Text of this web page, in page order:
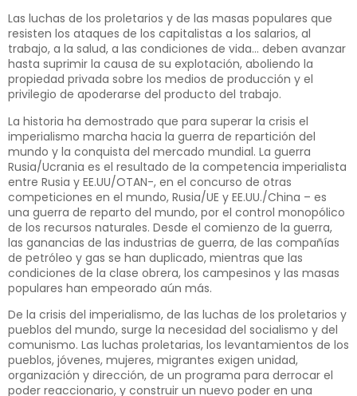
Las luchas de los proletarios y de las masas populares que
resisten los ataques de los capitalistas a los salarios, al
trabajo, a la salud, a las condiciones de vida… deben avanzar
hasta suprimir la causa de su explotación, aboliendo la
propiedad privada sobre los medios de producción y el
privilegio de apoderarse del producto del trabajo.
La historia ha demostrado que para superar la crisis el
imperialismo marcha hacia la guerra de repartición del
mundo y la conquista del mercado mundial. La guerra
Rusia/Ucrania es el resultado de la competencia imperialista
entre Rusia y EE.UU/OTAN-, en el concurso de otras
competiciones en el mundo, Rusia/UE y EE.UU./China – es
una guerra de reparto del mundo, por el control monopólico
de los recursos naturales. Desde el comienzo de la guerra,
las ganancias de las industrias de guerra, de las compañías
de petróleo y gas se han duplicado, mientras que las
condiciones de la clase obrera, los campesinos y las masas
populares han empeorado aún más.
De la crisis del imperialismo, de las luchas de los proletarios y
pueblos del mundo, surge la necesidad del socialismo y del
comunismo. Las luchas proletarias, los levantamientos de los
pueblos, jóvenes, mujeres, migrantes exigen unidad,
organización y dirección, de un programa para derrocar el
poder reaccionario, y construir un nuevo poder en una